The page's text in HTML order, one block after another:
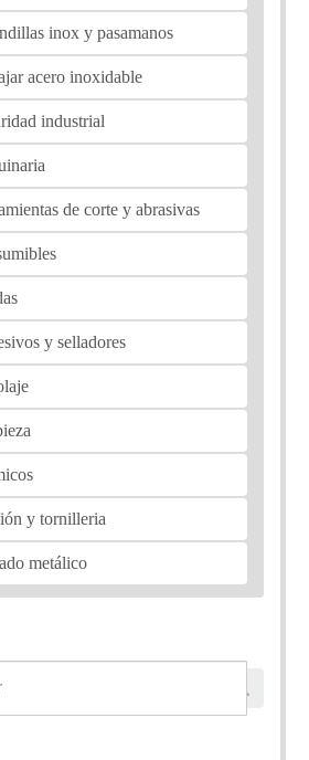
inox y pasamanos
acero inoxidable
industrial
de corte y abrasivas
y selladores
y tornilleria
metálico